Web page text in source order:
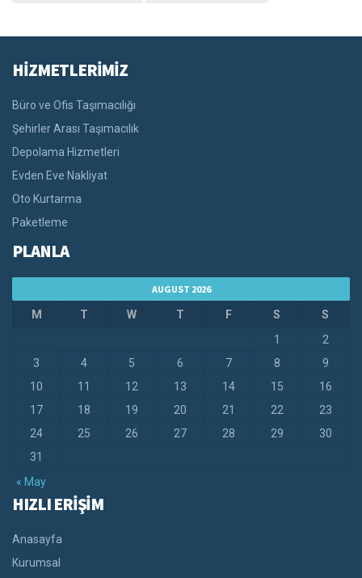
HİZMETLERİMİZ
Büro ve Ofis Taşımacılığı
Şehirler Arası Taşımacılık
Depolama Hizmetleri
Evden Eve Nakliyat
Oto Kurtarma
Paketleme
PLANLA
AUGUST 2026
M T W T F S S
« May
1
2
3
4 5 6 7 8
9
10
11 12 13 14 15
16
17
18 19 20 21 22
23
24
25 26 27 28 29
30
31
HIZLI ERİŞİM
Anasayfa
Kurumsal